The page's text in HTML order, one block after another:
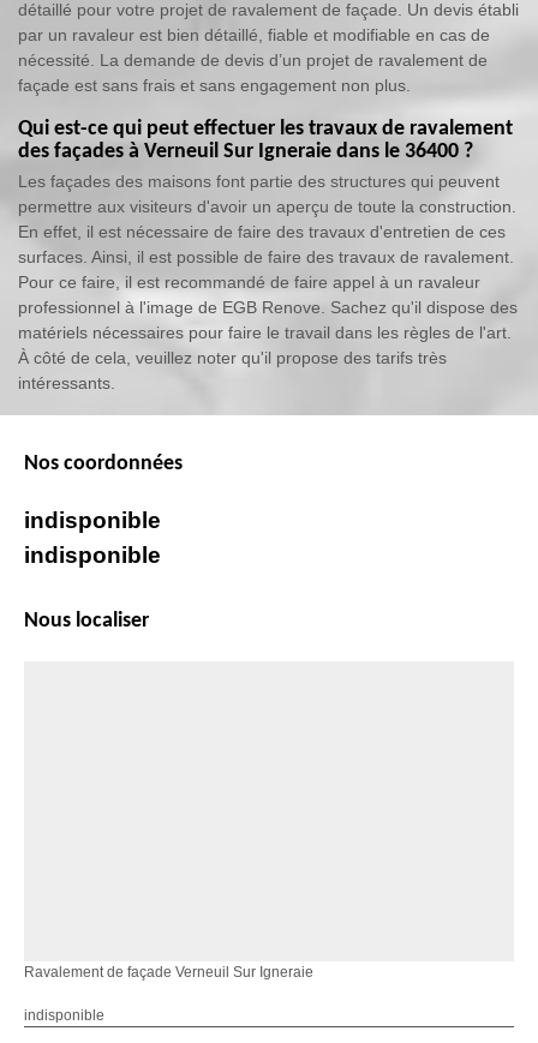
détaillé pour votre projet de ravalement de façade. Un devis établi
par un ravaleur est bien détaillé, fiable et modifiable en cas de
nécessité. La demande de devis d’un projet de ravalement de
façade est sans frais et sans engagement non plus.
Qui est-ce qui peut effectuer les travaux de ravalement
des façades à Verneuil Sur Igneraie dans le 36400 ?
Les façades des maisons font partie des structures qui peuvent
permettre aux visiteurs d'avoir un aperçu de toute la construction.
En effet, il est nécessaire de faire des travaux d'entretien de ces
surfaces. Ainsi, il est possible de faire des travaux de ravalement.
Pour ce faire, il est recommandé de faire appel à un ravaleur
professionnel à l'image de EGB Renove. Sachez qu'il dispose des
matériels nécessaires pour faire le travail dans les règles de l'art.
À côté de cela, veuillez noter qu'il propose des tarifs très
intéressants.
Nos coordonnées
indisponible
indisponible
Nous localiser
Ravalement de façade Verneuil Sur Igneraie
indisponible